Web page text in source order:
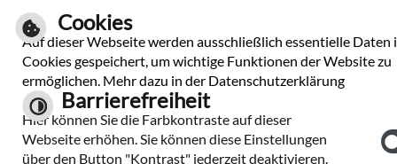
Cookies
Auf dieser Webseite werden ausschließlich essentielle Daten
Cookies gespeichert, um wichtige Funktionen der Website zu
ermöglichen. Mehr dazu in der Datenschutzerklärung
Barrierefreiheit
Hier können Sie die Farbkontraste auf dieser
Webseite erhöhen. Sie können diese Einstellungen
über den Button "Kontrast" jederzeit deaktivieren.